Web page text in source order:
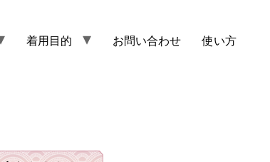
着用目的 お問い合わせ 使い方